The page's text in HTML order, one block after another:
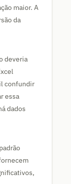
maior. A
da
deveria
confundir
essa
dados